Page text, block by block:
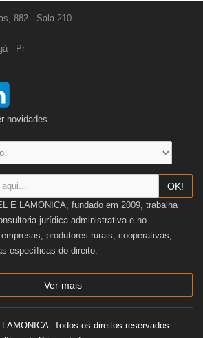
882 - Sala 210
- Pr
novidades.
OK!
E LAMONICA, fundado em 2009, trabalha
jurídica administrativa e no
produtores rurais, cooperativas,
específicas do direito.
Ver mais
Todos os direitos reservados.